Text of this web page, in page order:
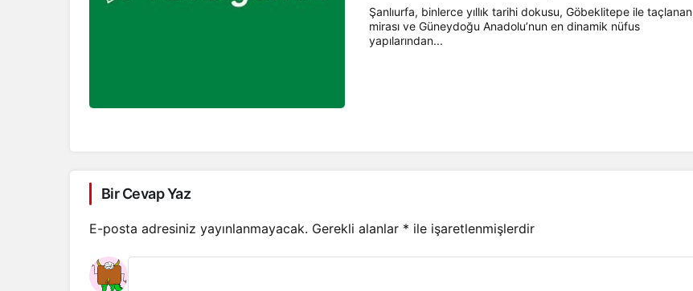
Şanlıurfa, binlerce yıllık tarihi dokusu, Göbeklitepe ile taçlanan
mirası ve Güneydoğu Anadolu’nun en dinamik nüfus
yapılarından...
Bir Cevap Yaz
E-posta adresiniz yayınlanmayacak. Gerekli alanlar * ile işaretlenmişlerdir